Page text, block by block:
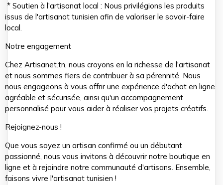
* Soutien à l'artisanat local : Nous privilégions les produits
issus de l'artisanat tunisien afin de valoriser le savoir-faire
local.
Notre engagement
Chez Artisanet.tn, nous croyons en la richesse de l'artisanat
et nous sommes fiers de contribuer à sa pérennité. Nous
nous engageons à vous offrir une expérience d'achat en ligne
agréable et sécurisée, ainsi qu'un accompagnement
personnalisé pour vous aider à réaliser vos projets créatifs.
Rejoignez-nous !
Que vous soyez un artisan confirmé ou un débutant
passionné, nous vous invitons à découvrir notre boutique en
ligne et à rejoindre notre communauté d'artisans. Ensemble,
faisons vivre l'artisanat tunisien !